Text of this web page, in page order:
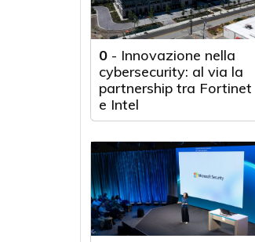
0 - Innovazione nella
cybersecurity: al via la
partnership tra Fortinet
e Intel